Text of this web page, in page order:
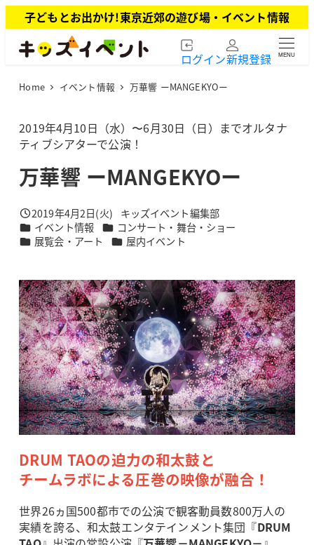
イ
子どもとお出かけ!東京近郊の遊び場・イベント情報
ログイン新規登録 MENU
Home イベント情報 万華響 ーMANGEKYOー
2019年4月10日（水）〜6月30日（日）までオルタナ
ティブシアターで公演！
万華響 ーMANGEKYOー
投稿日
2019年4月2日(火)
著
者
キッズイベント編集部
カテゴリー
イベント情報 カテゴリー
コンサート・舞台・ショー
カテゴリー
展覧会・アート カテゴリー
屋内イベント
DRUM TAOの迫力の和太鼓と
チームラボによる圧巻の映像が融合！
世界26ヵ国500都市での公演で観客動員数800万人の
実績を誇る、和太鼓エンタテインメント集団『DRUM